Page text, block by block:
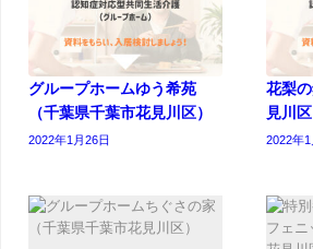
グループホームゆう希苑
（千葉県千葉市花見川区）
2022年1月26日
花梨
見川区
2022年1